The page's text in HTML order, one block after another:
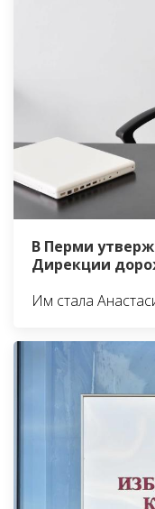
В Перми
Дирекции
Им стала